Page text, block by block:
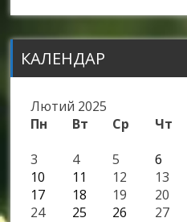
КАЛЕНДАР
Лютий 2025
Пн
Вт Ср Чт
3
4 5 6
10
11 12 13
17
18 19 20
24
25 26 27